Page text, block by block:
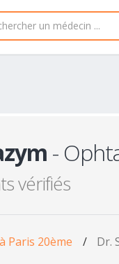
-
vérifiés
Paris 20ème / Dr.